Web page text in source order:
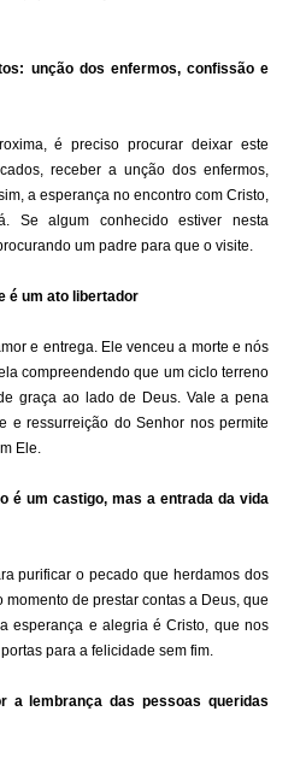
unção dos enfermos, confissão e
é preciso procurar deixar este
receber a unção dos enfermos,
a esperança no encontro com Cristo,
Se algum conhecido estiver nesta
um padre para que o visite.
é um ato libertador
e entrega. Ele venceu a morte e nós
compreendendo que um ciclo terreno
graça ao lado de Deus. Vale a pena
e ressurreição do Senhor nos permite
Ele.
é um castigo, mas a entrada da vida
purificar o pecado que herdamos dos
de prestar contas a Deus, que
esperança e alegria é Cristo, que nos
para a felicidade sem fim.
a lembrança das pessoas queridas